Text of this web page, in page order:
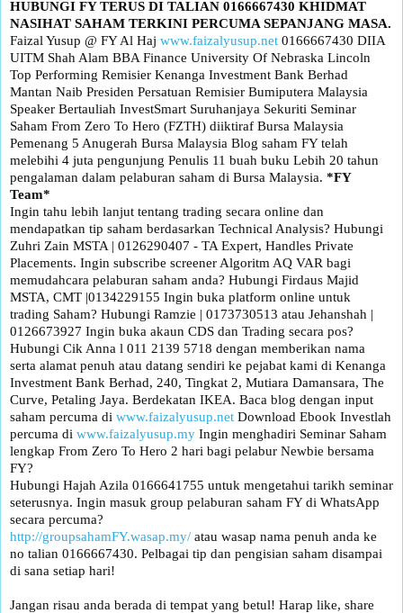
HUBUNGI FY TERUS DI TALIAN 0166667430 KHIDMAT
NASIHAT SAHAM TERKINI PERCUMA SEPANJANG MASA.
Faizal Yusup @ FY Al Haj www.faizalyusup.net 0166667430 DIIA
UITM Shah Alam BBA Finance University Of Nebraska Lincoln
Top Performing Remisier Kenanga Investment Bank Berhad
Mantan Naib Presiden Persatuan Remisier Bumiputera Malaysia
Speaker Bertauliah InvestSmart Suruhanjaya Sekuriti Seminar
Saham From Zero To Hero (FZTH) diiktiraf Bursa Malaysia
Pemenang 5 Anugerah Bursa Malaysia Blog saham FY telah
melebihi 4 juta pengunjung Penulis 11 buah buku Lebih 20 tahun
pengalaman dalam pelaburan saham di Bursa Malaysia. *FY
Team*
Ingin tahu lebih lanjut tentang trading secara online dan
mendapatkan tip saham berdasarkan Technical Analysis? Hubungi
Zuhri Zain MSTA | 0126290407 - TA Expert, Handles Private
Placements. Ingin subscribe screener Algoritm AQ VAR bagi
memudahcara pelaburan saham anda? Hubungi Firdaus Majid
MSTA, CMT |0134229155 Ingin buka platform online untuk
trading Saham? Hubungi Ramzie | 0173730513 atau Jehanshah |
0126673927 Ingin buka akaun CDS dan Trading secara pos?
Hubungi Cik Anna l 011 2139 5718 dengan memberikan nama
serta alamat penuh atau datang sendiri ke pejabat kami di Kenanga
Investment Bank Berhad, 240, Tingkat 2, Mutiara Damansara, The
Curve, Petaling Jaya. Berdekatan IKEA. Baca blog dengan input
saham percuma di www.faizalyusup.net Download Ebook Investlah
percuma di www.faizalyusup.my Ingin menghadiri Seminar Saham
lengkap From Zero To Hero 2 hari bagi pelabur Newbie bersama
FY?
Hubungi Hajah Azila 0166641755 untuk mengetahui tarikh seminar
seterusnya. Ingin masuk group pelaburan saham FY di WhatsApp
secara percuma?
http://groupsahamFY.wasap.my/ atau wasap nama penuh anda ke
no talian 0166667430. Pelbagai tip dan pengisian saham disampai
di sana setiap hari!
Jangan risau anda berada di tempat yang betul! Harap like, share